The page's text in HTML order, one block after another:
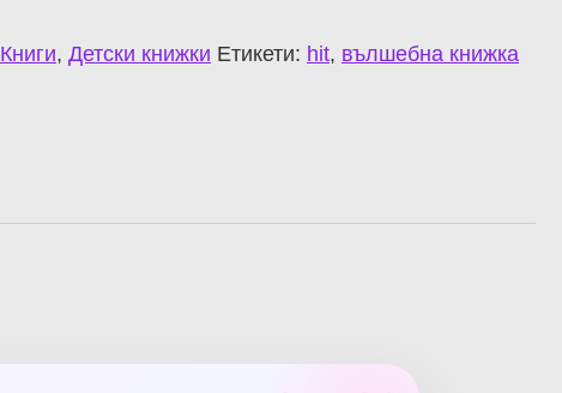
Книги, Детски книжки Етикети: hit, вълшебна книжка